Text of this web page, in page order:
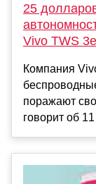
25
Vivo TWS 3e
Компания
поражают
говорит об